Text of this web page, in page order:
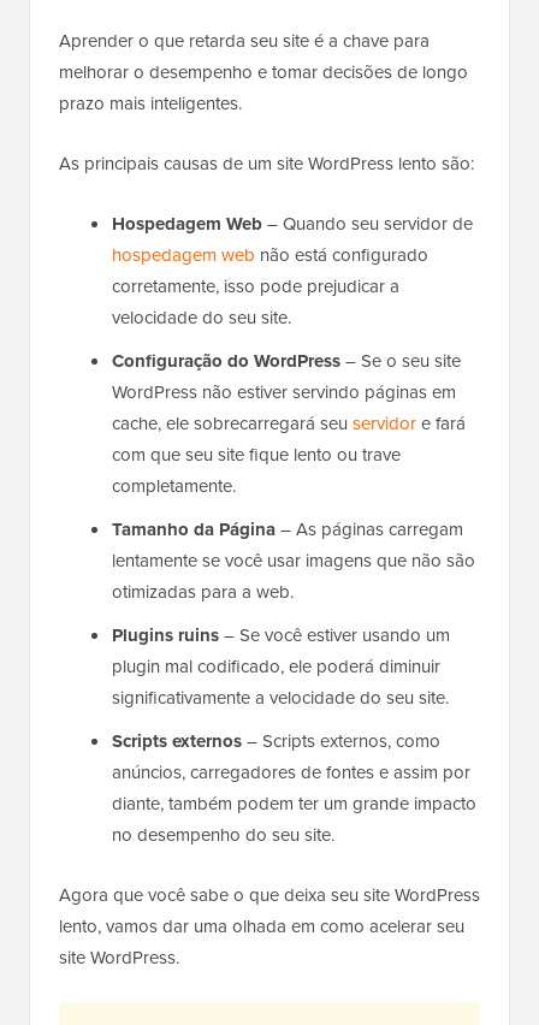
Aprender o que retarda seu site é a chave para
melhorar o desempenho e tomar decisões de longo
prazo mais inteligentes.
As principais causas de um site WordPress lento são:
Hospedagem Web– Quando seu servidor de
hospedagem web não está configurado
corretamente, isso pode prejudicar a
velocidade do seu site.
Configuração do WordPress– Se o seu site
WordPress não estiver servindo páginas em
cache, ele sobrecarregará seu servidore fará
com que seu site fique lento ou trave
completamente.
Tamanho da Página– As páginas carregam
lentamente se você usar imagens que não são
otimizadas para a web.
Plugins ruins– Se você estiver usando um
plugin mal codificado, ele poderá diminuir
significativamente a velocidade do seu site.
Scripts externos– Scripts externos, como
anúncios, carregadores de fontes e assim por
diante, também podem ter um grande impacto
no desempenho do seu site.
Agora que você sabe o que deixa seu site WordPress
lento, vamos dar uma olhada em como acelerar seu
site WordPress.